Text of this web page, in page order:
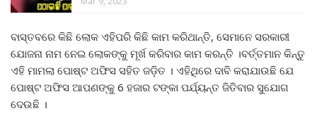
ବାସ୍ତବରେ କିଛି ଲୋକ ଏହିପରି କିଛି କାମ କରିଥାନ୍ତି, ସେମାନେ ସରକାରୀ
ଯୋଜନା ନାମ ନେଇ ଲୋକଙ୍କୁ ମୂର୍ଖ କରିବାର କାମ କରନ୍ତି ।ବର୍ତ୍ତମାନ କିନ୍ତୁ
ଏହି ମାମଲା ପୋଷ୍ଟ ଅଫିସ ସହିତ ଜଡ଼ିତ । ଏହିଥିରେ ଦାବି କରାଯାଉଛି ଯେ
ପୋଷ୍ଟ ଅଫିସ ଆପଣଙ୍କୁ 6 ହଜାର ଟଙ୍କା ପର୍ଯ୍ୟନ୍ତ ଜିତିବାର ସୁଯୋଗ
ଦେଉଛି ।